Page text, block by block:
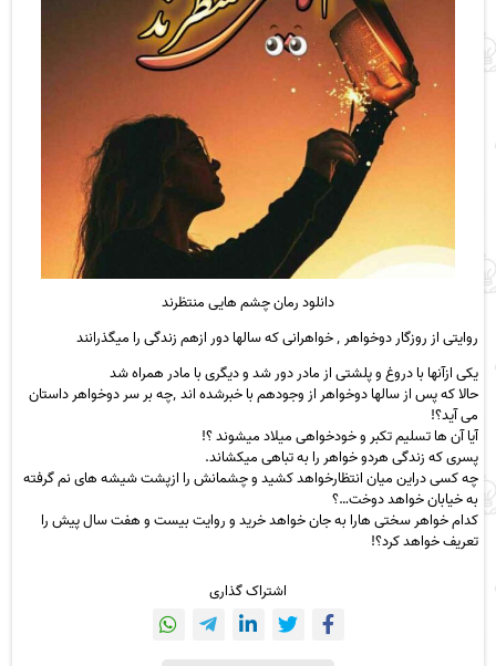
دانلود رمان چشم هایی منتظرند
روایتی از روزگار دوخواهر ٬ خواهرانی که سالها دور ازهم زندگی را میگذرانند
یکی ازآنها با دروغ و پلشتی از مادر دور شد و دیگری با مادر همراه شد
حالا که پس از سالها دوخواهر از وجودهم با خبرشده اند ٬چه بر سر دوخواهر داستان
می آید؟!
آیا آن ها تسلیم تکبر و خودخواهی میلاد میشوند ؟!
پسری که زندگی هردو خواهر را به تباهی میکشاند.
چه کسی دراین میان انتظارخواهد کشید و چشمانش را ازپشت شیشه های نم گرفته
به خیابان خواهد دوخت…؟
کدام خواهر سختی هارا به جان خواهد خرید ‌و روایت بیست و هفت سال پیش را
تعریف خواهد کرد؟!
اشتراک گذاری